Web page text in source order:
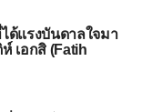
ด้แรงบันดาลใจมา
เอกสิ (Fatih